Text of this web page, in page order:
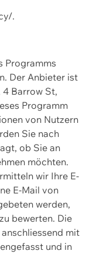
.
Programms
Der Anbieter ist
Barrow St,
Programm
von Nutzern
Sie nach
ob Sie an
möchten.
wir Ihre E-
E-Mail von
werden,
bewerten. Die
mit
und in